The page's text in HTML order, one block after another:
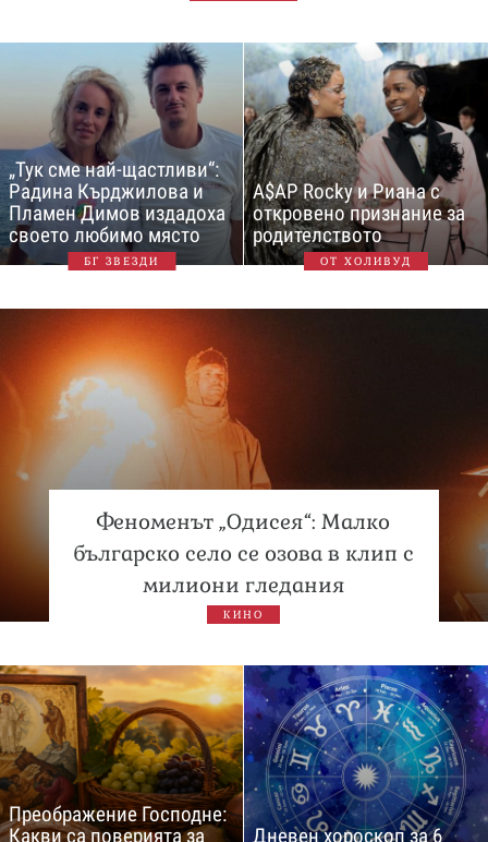
„Тук сме най-щастливи“:
Радина Кърджилова и
Пламен Димов издадоха
своето любимо място
БГ ЗВЕЗДИ
A$AP Rocky и Риана с
откровено признание за
родителството
ОТ ХОЛИВУД
Феноменът „Одисея“: Малко
българско село се озова в клип с
милиони гледания
КИНО
Преображение Господне:
Какви са поверията за
Дневен хороскоп за 6